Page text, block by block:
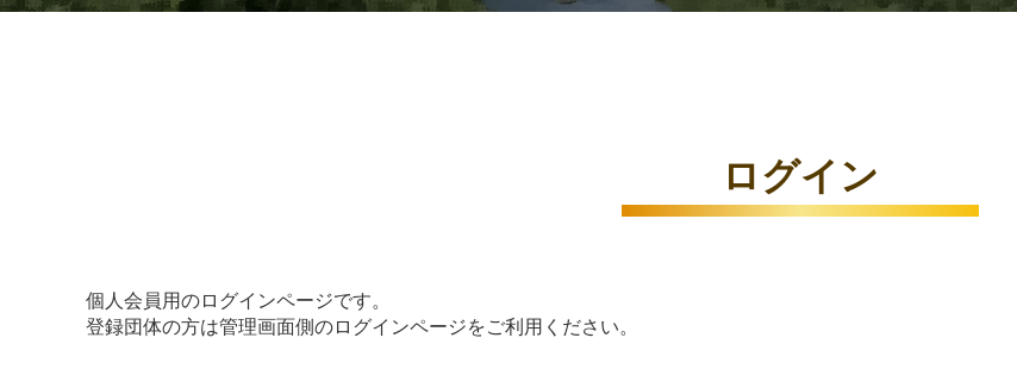
ログイン
個人会員用のログインページです。
登録団体の方は管理画面側のログインページをご利用ください。